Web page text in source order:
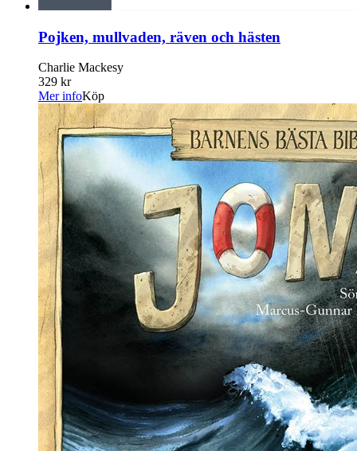
Pojken, mullvaden, räven och hästen
Charlie Mackesy
329 kr
Mer infoKöp